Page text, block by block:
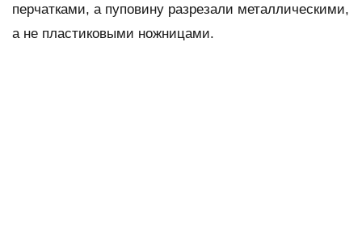
перчатками, а пуповину разрезали металлическими,
а не пластиковыми ножницами.